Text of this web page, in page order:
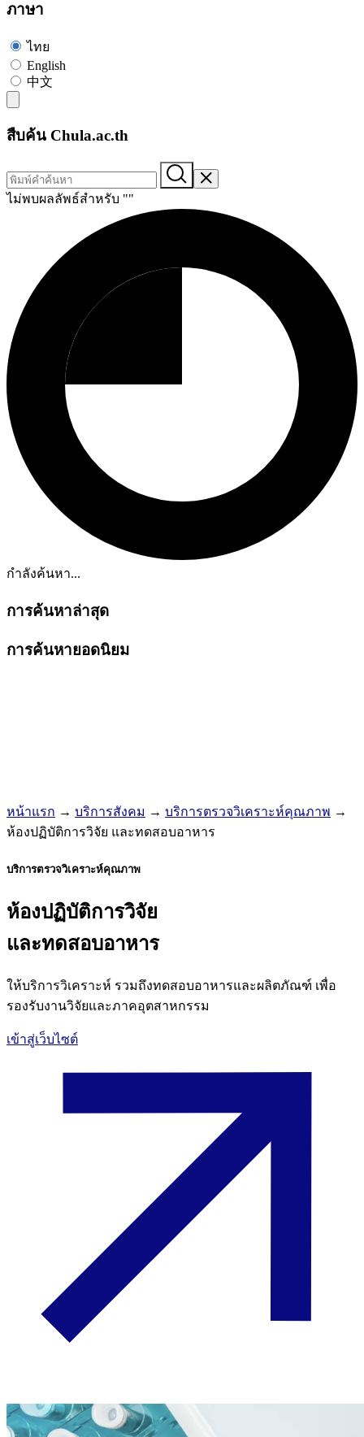
ภาษา
ไทย
English
中文
สืบค้น Chula.ac.th
ไม่พบผลลัพธ์สำหรับ ""
กำลังค้นหา...
การค้นหาล่าสุด
การค้นหายอดนิยม
หน้าแรก → บริการสังคม → บริการตรวจวิเคราะห์คุณภาพ →
ห้องปฏิบัติการวิจัย และทดสอบอาหาร
บริการตรวจวิเคราะห์คุณภาพ
ห้องปฏิบัติการวิจัย
และทดสอบอาหาร
ให้บริการวิเคราะห์ รวมถึงทดสอบอาหารและผลิตภัณฑ์ เพื่อ
รองรับงานวิจัยและภาคอุตสาหกรรม
เข้าสู่เว็บไซต์